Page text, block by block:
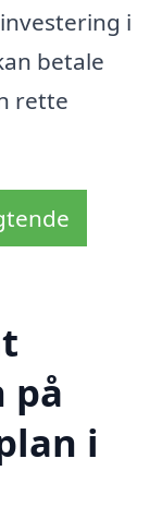
i
betale
rette
på
i